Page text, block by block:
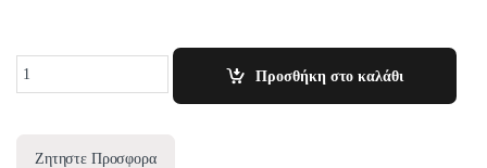
Προσθήκη στο καλάθι
Ζητηστε Προσφορα